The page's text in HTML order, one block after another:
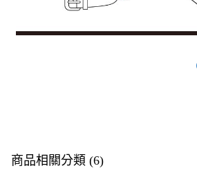
商品相關分類 (6)